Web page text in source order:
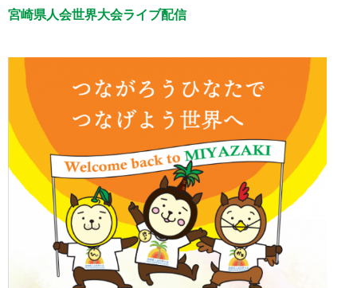
宮崎県人会世界大会ライブ配信